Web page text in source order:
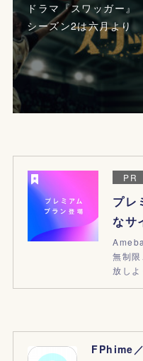
ドラマ『スワッガー』
シーズン2は六月より
PR
プレ
なサ
無制
放しよ
FPhime